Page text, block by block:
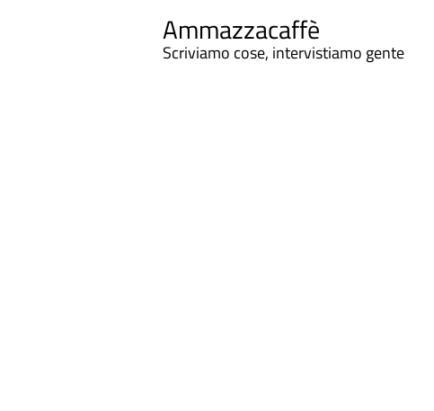
Ammazzacaffè
Scriviamo cose, intervistiamo gente